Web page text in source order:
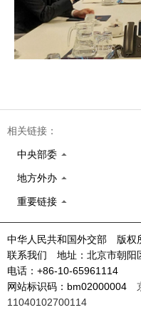
相关链接：
中央部委
地方外办
重要链接
中华人民共和国外交部 版权
联系我们 地址：北京市朝
电话：+86-10-65961114
网站标识码：bm02000004
11040102700114